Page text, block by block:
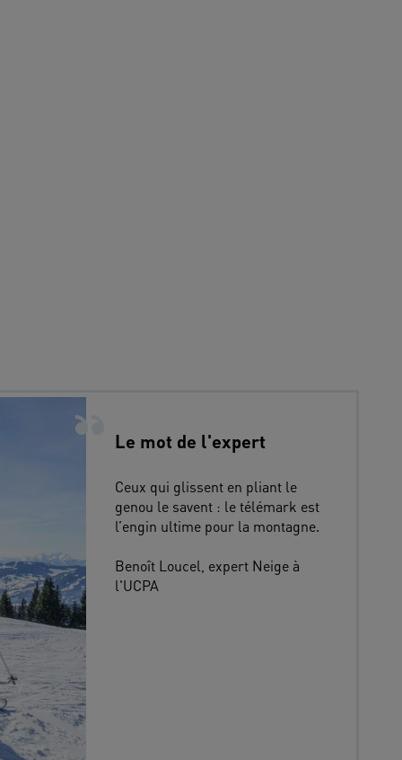
Le mot de l'expert
Ceux qui glissent en pliant le
genou le savent : le télémark est
l’engin ultime pour la montagne.
Benoît Loucel, expert Neige à
l'UCPA